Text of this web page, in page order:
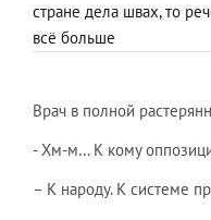
стране дела швах, то
всё больше
Врач в полной
- Хм-м… К кому
– К народу. К системе